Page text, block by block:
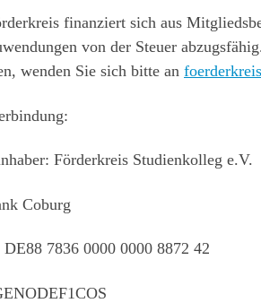
finanziert sich aus
von der Steuer
wenden Sie sich bitte an
Förderkreis Studienkolleg e.V.
Coburg
7836 0000 0000 8872 42